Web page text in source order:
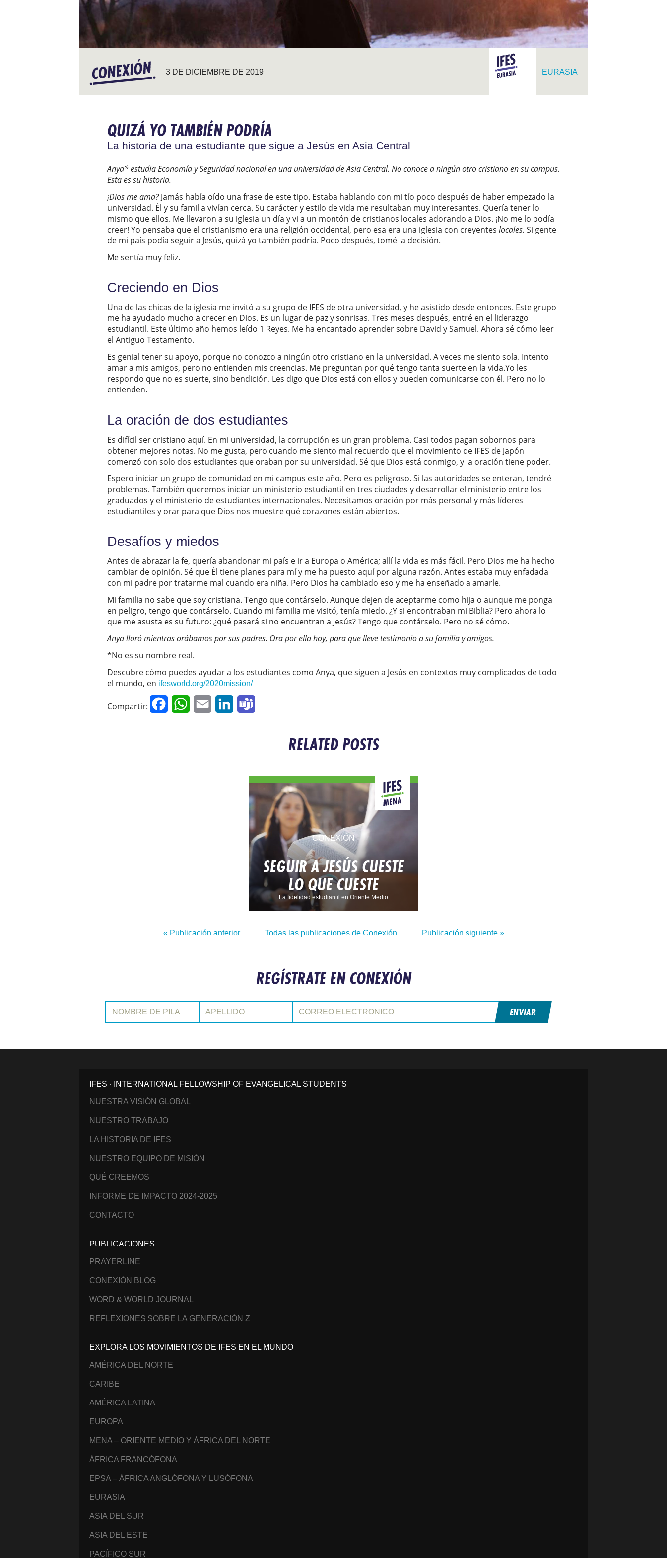
3 DE DICIEMBRE DE 2019 EURASIA
QUIZÁ YO TAMBIÉN PODRÍA
La historia de una estudiante que sigue a Jesús en Asia Central
Anya* estudia Economía y Seguridad nacional en una universidad de Asia Central. No conoce a ningún otro cristiano en su campus.
Esta es su historia.
¡Dios me ama?Jamás había oído una frase de este tipo. Estaba hablando con mi tío poco después de haber empezado la
universidad. Él y su familia vivían cerca. Su carácter y estilo de vida me resultaban muy interesantes. Quería tener lo
mismo que ellos. Me llevaron a su iglesia un día y vi a un montón de cristianos locales adorando a Dios. ¡No me lo podía
creer! Yo pensaba que el cristianismo era una religión occidental, pero esa era una iglesia con creyentes locales. Si gente
de mi país podía seguir a Jesús, quizá yo también podría. Poco después, tomé la decisión.
Me sentía muy feliz.
Creciendo en Dios
Una de las chicas de la iglesia me invitó a su grupo de IFES de otra universidad, y he asistido desde entonces. Este grupo
me ha ayudado mucho a crecer en Dios. Es un lugar de paz y sonrisas. Tres meses después, entré en el liderazgo
estudiantil. Este último año hemos leído 1 Reyes. Me ha encantado aprender sobre David y Samuel. Ahora sé cómo leer
el Antiguo Testamento.
Es genial tener su apoyo, porque no conozco a ningún otro cristiano en la universidad. A veces me siento sola. Intento
amar a mis amigos, pero no entienden mis creencias. Me preguntan por qué tengo tanta suerte en la vida.Yo les
respondo que no es suerte, sino bendición. Les digo que Dios está con ellos y pueden comunicarse con él. Pero no lo
entienden.
La oración de dos estudiantes
Es difícil ser cristiano aquí. En mi universidad, la corrupción es un gran problema. Casi todos pagan sobornos para
obtener mejores notas. No me gusta, pero cuando me siento mal recuerdo que el movimiento de IFES de Japón
comenzó con solo dos estudiantes que oraban por su universidad. Sé que Dios está conmigo, y la oración tiene poder.
Espero iniciar un grupo de comunidad en mi campus este año. Pero es peligroso. Si las autoridades se enteran, tendré
problemas. También queremos iniciar un ministerio estudiantil en tres ciudades y desarrollar el ministerio entre los
graduados y el ministerio de estudiantes internacionales. Necesitamos oración por más personal y más líderes
estudiantiles y orar para que Dios nos muestre qué corazones están abiertos.
Desafíos y miedos
Antes de abrazar la fe, quería abandonar mi país e ir a Europa o América; allí la vida es más fácil. Pero Dios me ha hecho
cambiar de opinión. Sé que Él tiene planes para mí y me ha puesto aquí por alguna razón. Antes estaba muy enfadada
con mi padre por tratarme mal cuando era niña. Pero Dios ha cambiado eso y me ha enseñado a amarle.
Mi familia no sabe que soy cristiana. Tengo que contárselo. Aunque dejen de aceptarme como hija o aunque me ponga
en peligro, tengo que contárselo. Cuando mi familia me visitó, tenía miedo. ¿Y si encontraban mi Biblia? Pero ahora lo
que me asusta es su futuro: ¿qué pasará si no encuentran a Jesús? Tengo que contárselo. Pero no sé cómo.
Anya lloró mientras orábamos por sus padres. Ora por ella hoy, para que lleve testimonio a su familia y amigos.
*No es su nombre real.
Descubre cómo puedes ayudar a los estudiantes como Anya, que siguen a Jesús en contextos muy complicados de todo
el mundo, en ifesworld.org/2020mission/
Compartir: FacebookWhatsApp
Email LinkedIn
RELATED POSTS
CONEXIÓN
SEGUIR A JESÚS CUESTE
LO QUE CUESTE
La fidelidad estudiantil en Oriente Medio
« Publicación anterior Todas las publicaciones de Conexión Publicación siguiente »
REGÍSTRATE EN CONEXIÓN
Nombre de pila: Apellido: Correo electrónico:
ENVIAR
IFES · INTERNATIONAL FELLOWSHIP OF EVANGELICAL STUDENTS
NUESTRA VISIÓN GLOBAL
NUESTRO TRABAJO
LA HISTORIA DE IFES
NUESTRO EQUIPO DE MISIÓN
QUÉ CREEMOS
INFORME DE IMPACTO 2024-2025
CONTACTO
PUBLICACIONES
PRAYERLINE
CONEXIÓN BLOG
WORD & WORLD JOURNAL
REFLEXIONES SOBRE LA GENERACIÓN Z
EXPLORA LOS MOVIMIENTOS DE IFES EN EL MUNDO
AMÉRICA DEL NORTE
CARIBE
AMÉRICA LATINA
EUROPA
MENA – ORIENTE MEDIO Y ÁFRICA DEL NORTE
ÁFRICA FRANCÓFONA
EPSA – ÁFRICA ANGLÓFONA Y LUSÓFONA
EURASIA
ASIA DEL SUR
ASIA DEL ESTE
PACÍFICO SUR